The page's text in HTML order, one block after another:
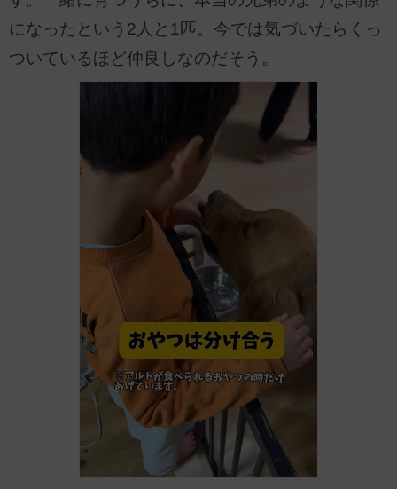
になったという2人と1匹。今では気づいたらくっ
ついているほど仲良しなのだそう。